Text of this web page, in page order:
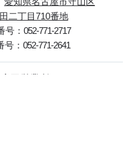
二丁目710番地
号：052-771-2717
号：052-771-2641